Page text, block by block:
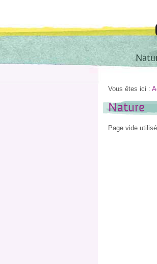
Vous êtes ici :
Nature
Page vide